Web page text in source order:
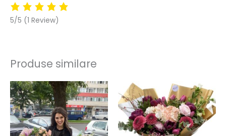
5/5 (1 Review)
Produse similare